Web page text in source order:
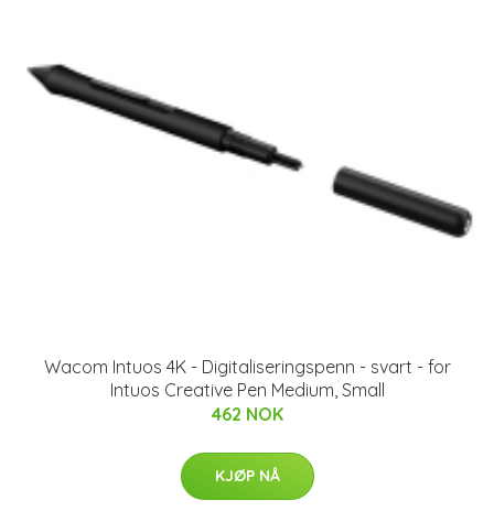
Wacom Intuos 4K - Digitaliseringspenn - svart - for
Intuos Creative Pen Medium, Small
462 NOK
KJØP NÅ